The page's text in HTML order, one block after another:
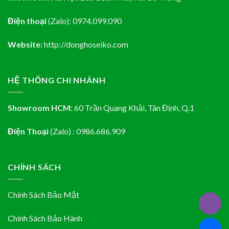
Điện thoại(Zalo): 0974.099.090
Website:http://donghoseiko.com
HỆ THỐNG CHI NHÁNH
Showroom HCM: 60 Trần Quang Khải, Tân Định, Q.1
Điện Thoại(Zalo) : 0986.686.909
CHÍNH SÁCH
Chính Sách Bảo Mật
Chính Sách Bảo Hành